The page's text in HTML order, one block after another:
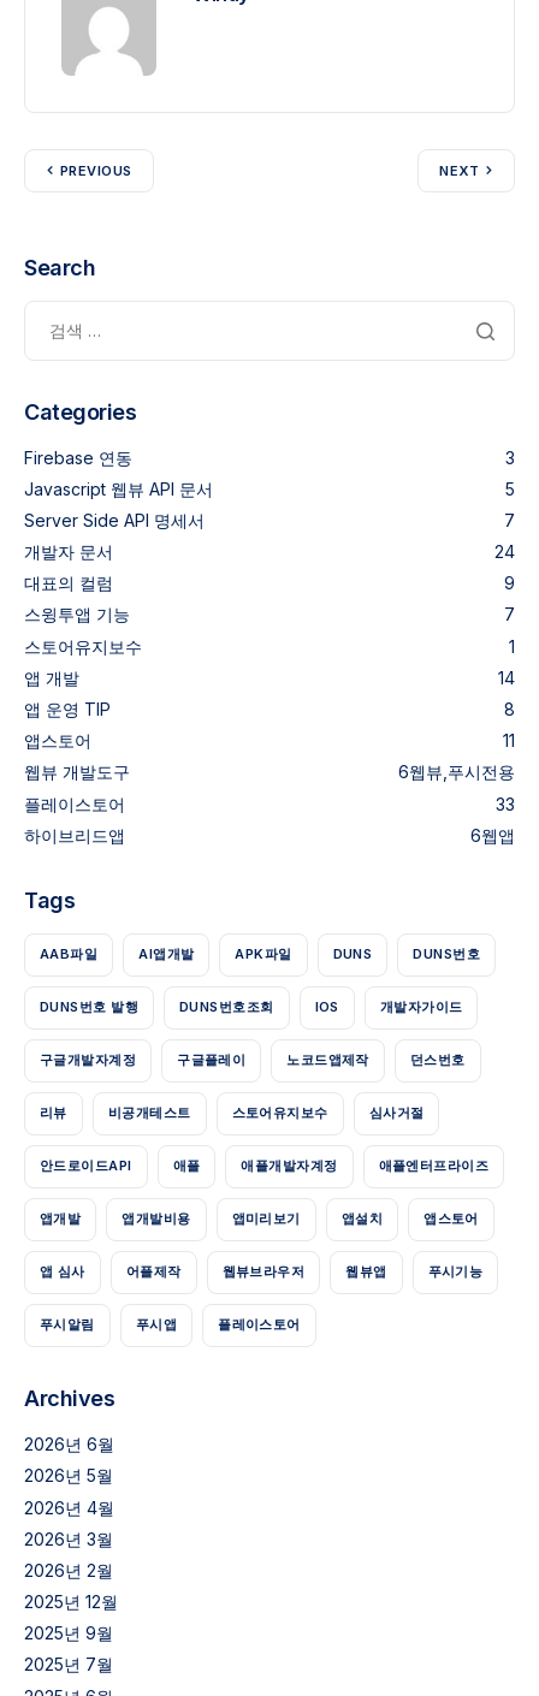
PREVIOUS NEXT
Search
Categories
Firebase 연동
3
Javascript 웹뷰 API 문서
5
Server Side API 명세서
7
개발자 문서
24
대표의 컬럼
9
스윙투앱 기능
7
스토어유지보수
1
앱 개발
14
앱 운영 TIP
8
앱스토어
11
웹뷰
웹뷰,푸시전용
개발도구
6
플레이스토어
33
하이브리드앱
웹앱
6
Tags
AAB파일 AI앱개발 APK파일 DUNS DUNS번호
DUNS번호 발행 DUNS번호조회 IOS 개발자가이드
구글개발자계정 구글플레이 노코드앱제작 던스번호
리뷰 비공개테스트 스토어유지보수 심사거절
안드로이드API 애플 애플개발자계정 애플엔터프라이즈
앱개발 앱개발비용 앱미리보기 앱설치 앱스토어
앱 심사 어플제작 웹뷰브라우저 웹뷰앱 푸시기능
푸시알림 푸시앱 플레이스토어
Archives
2026년 6월
2026년 5월
2026년 4월
2026년 3월
2026년 2월
2025년 12월
2025년 9월
2025년 7월